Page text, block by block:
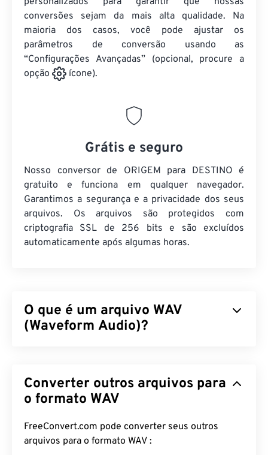
conversões sejam da mais alta qualidade. Na
maioria dos casos, você pode ajustar os
parâmetros de conversão usando as
“Configurações Avançadas” (opcional, procure a
opção
ícone).
Grátis e seguro
Nosso conversor de ORIGEM para DESTINO é
gratuito e funciona em qualquer navegador.
Garantimos a segurança e a privacidade dos seus
arquivos. Os arquivos são protegidos com
criptografia SSL de 256 bits e são excluídos
automaticamente após algumas horas.
O que é um arquivo WAV
(Waveform Audio)?
compactados. WAV é o resultado da iteração entre
IBM e Windows de um
maiores que os arquivosM4AeMP3, o que os
torna menos práticos para uso doméstico em
Converter outros arquivos para
o formato WAV
FreeConvert.com pode converter seus outros
arquivos para o formato WAV :